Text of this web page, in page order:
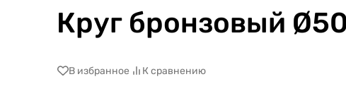
Круг бронзовый
В избранное К сравнению